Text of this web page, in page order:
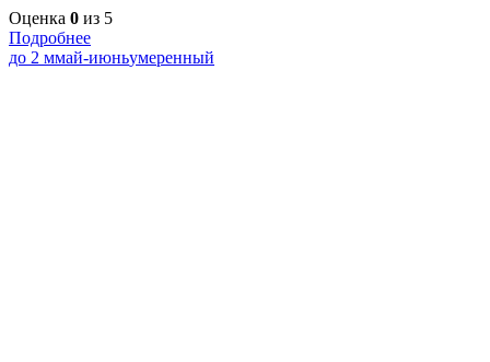
Оценка 0 из 5
Подробнее
до 2 ммай-июньумеренный